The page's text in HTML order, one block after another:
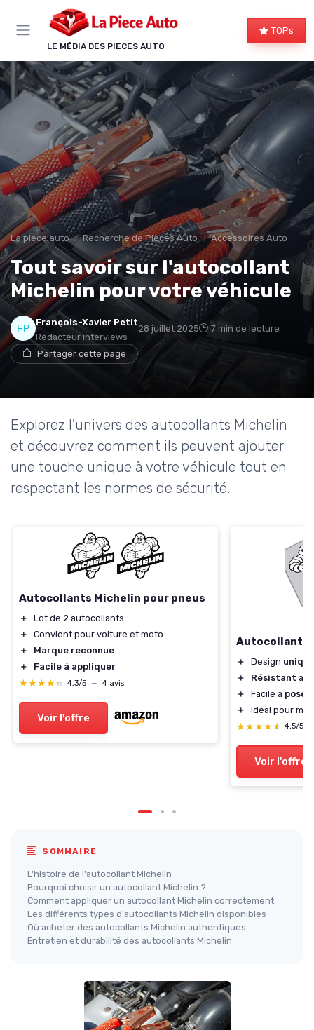
LE MÉDIA DES PIECES AUTO
TOPs
La piece auto Recherche de Pièces Auto Accessoires Auto
Tout savoir sur l'autocollant
Michelin pour votre véhicule
François-Xavier Petit
Rédacteur interviews
28 juillet 2025 7 min de lecture
Partager cette page
Explorez l'univers des autocollants Michelin
et découvrez comment ils peuvent ajouter
une touche unique à votre véhicule tout en
respectant les normes de sécurité.
Autocollants Michelin pour pneus
＋
Lot de 2 autocollants
＋
Convient pour voiture et moto
＋
Marque reconnue
＋
Facile à appliquer
★★★★★
★★★★★ 4,3/5 — 4 avis
Voir l'offre
Autocollants
＋ Design unique
＋
Résistant
＋
Facile à poser
＋
Idéal pour
★★★★★
★★★★★ 4,5/5
Voir l'offre
SOMMAIRE
L'histoire de l'autocollant Michelin
Pourquoi choisir un autocollant Michelin ?
Comment appliquer un autocollant Michelin correctement
Les différents types d'autocollants Michelin disponibles
Où acheter des autocollants Michelin authentiques
Entretien et durabilité des autocollants Michelin
Panneau de gestion des cookies